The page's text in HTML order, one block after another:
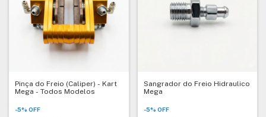
Pinça do Freio (Caliper) - Kart
Mega - Todos Modelos
-5% OFF
Sangrador do Freio Hidraulico
Mega
-5% OFF